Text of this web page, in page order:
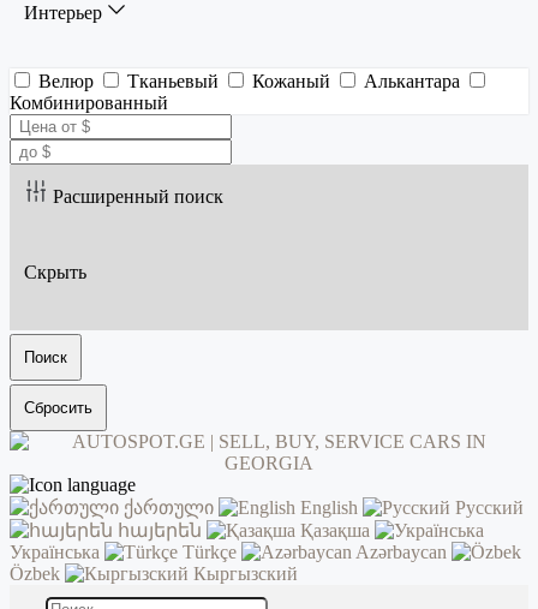
Интерьер
Велюр Тканьевый Кожаный
Алькантара
Комбинированный
Расширенный поиск
Скрыть
Поиск
Сбросить
ქართული English
Русский
հայերեն
Қазақша
Українська
Türkçe
Azərbaycan
Özbek
Кыргызский